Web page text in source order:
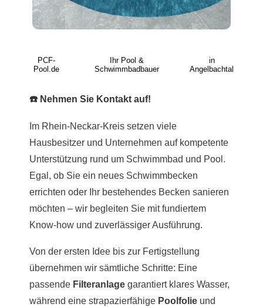
PCF-
Pool.de
Ihr Pool &
Schwimmbadbauer
in
Angelbachtal
☎️ Nehmen Sie Kontakt auf!
Im Rhein-Neckar-Kreis setzen viele
Hausbesitzer und Unternehmen auf kompetente
Unterstützung rund um Schwimmbad und Pool.
Egal, ob Sie ein neues Schwimmbecken
errichten oder Ihr bestehendes Becken sanieren
möchten – wir begleiten Sie mit fundiertem
Know-how und zuverlässiger Ausführung.
Von der ersten Idee bis zur Fertigstellung
übernehmen wir sämtliche Schritte: Eine
passende Filteranlage garantiert klares Wasser,
während eine strapazierfähige Poolfolie und